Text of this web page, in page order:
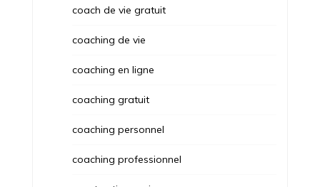
coach de vie gratuit
coaching de vie
coaching en ligne
coaching gratuit
coaching personnel
coaching professionnel